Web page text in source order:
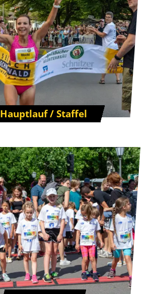
Hauptlauf / Staffel